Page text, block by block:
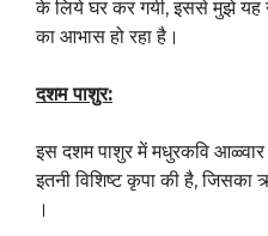
के लिये घर कर गयी, इससे मुझे यह
का आभास हो रहा है।
दशम पाशुर:
इस दशम पाशुर में मधुरकवि
इतनी विशिष्ट कृपा की है,
।